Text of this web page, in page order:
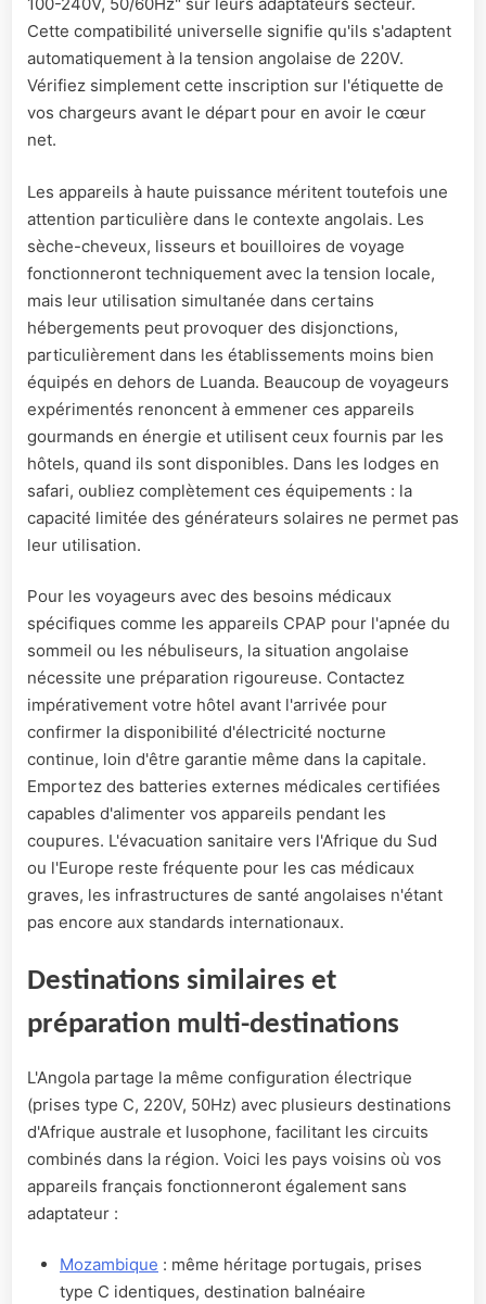
Cette compatibilité universelle signifie qu'ils s'adaptent
automatiquement à la tension angolaise de 220V.
Vérifiez simplement cette inscription sur l'étiquette de
vos chargeurs avant le départ pour en avoir le cœur
net.
Les appareils à haute puissance méritent toutefois une
attention particulière dans le contexte angolais. Les
sèche-cheveux, lisseurs et bouilloires de voyage
fonctionneront techniquement avec la tension locale,
mais leur utilisation simultanée dans certains
hébergements peut provoquer des disjonctions,
particulièrement dans les établissements moins bien
équipés en dehors de Luanda. Beaucoup de voyageurs
expérimentés renoncent à emmener ces appareils
gourmands en énergie et utilisent ceux fournis par les
hôtels, quand ils sont disponibles. Dans les lodges en
safari, oubliez complètement ces équipements : la
capacité limitée des générateurs solaires ne permet pas
leur utilisation.
Pour les voyageurs avec des besoins médicaux
spécifiques comme les appareils CPAP pour l'apnée du
sommeil ou les nébuliseurs, la situation angolaise
nécessite une préparation rigoureuse. Contactez
impérativement votre hôtel avant l'arrivée pour
confirmer la disponibilité d'électricité nocturne
continue, loin d'être garantie même dans la capitale.
Emportez des batteries externes médicales certifiées
capables d'alimenter vos appareils pendant les
coupures. L'évacuation sanitaire vers l'Afrique du Sud
ou l'Europe reste fréquente pour les cas médicaux
graves, les infrastructures de santé angolaises n'étant
pas encore aux standards internationaux.
Destinations similaires et
préparation multi-destinations
L'Angola partage la même configuration électrique
(prises type C, 220V, 50Hz) avec plusieurs destinations
d'Afrique australe et lusophone, facilitant les circuits
combinés dans la région. Voici les pays voisins où vos
appareils français fonctionneront également sans
adaptateur :
Mozambique : même héritage portugais, prises
type C identiques, destination balnéaire